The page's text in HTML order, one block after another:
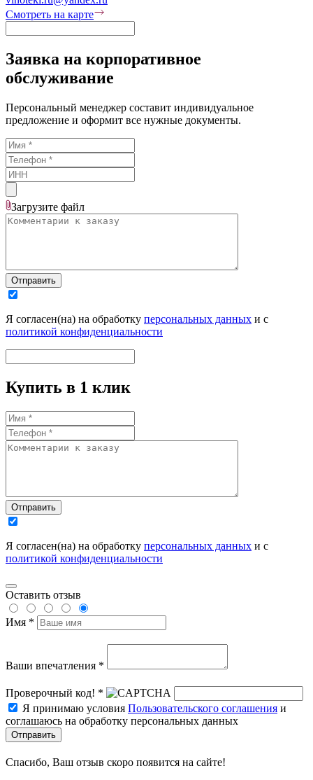
Смотреть на карте
Заявка на корпоративное
обслуживание
Персональный менеджер составит индивидуальное
предложение и оформит все нужные документы.
Загрузите файл
Отправить
Я согласен(на) на обработку персональных данных и с
политикой конфиденциальности
Купить в 1 клик
Отправить
Я согласен(на) на обработку персональных данных и с
политикой конфиденциальности
Оставить отзыв
Имя *
Ваши впечатления *
Проверочный код! *
Я принимаю условия Пользовательского соглашения и
соглашаюсь на обработку персональных данных
Отправить
Спасибо, Ваш отзыв скоро появится на сайте!